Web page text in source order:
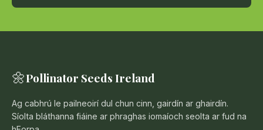
🌼Pollinator Seeds Ireland
Ag cabhrú le pailneoirí dul chun cinn, gairdín ar ghairdín.
Síolta bláthanna fiáine ar phraghas iomaíoch seolta ar fud na